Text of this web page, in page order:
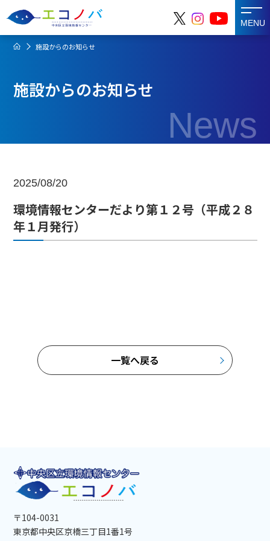
MENU
施設からのお知らせ
施設からのお知らせ
News
2025/08/20
環境情報センターだより第１２号（平成２８
年１月発行）
一覧へ戻る
〒104-0031
東京都中央区京橋三丁目1番1号